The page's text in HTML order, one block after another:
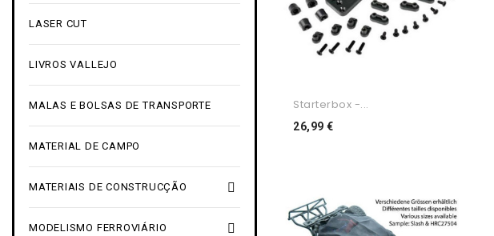
LASER CUT
LIVROS VALLEJO
MALAS E BOLSAS DE TRANSPORTE
MATERIAL DE CAMPO

MATERIAIS DE CONSTRUCÇÃO

MODELISMO FERROVIÁRIO
Starterbox -...
26,99 €Preço